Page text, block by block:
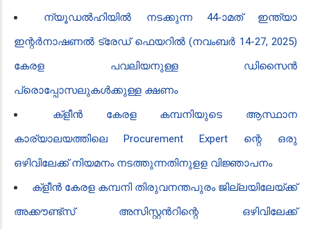
ന്യൂഡൽഹിയിൽ നടക്കുന്ന 44-ാമത് ഇന്ത്യാ
ഇന്റർനാഷണൽ ട്രേഡ് ഫെയറിൽ (നവംബർ 14-27, 2025)
കേരള പവലിയനുള്ള ഡിസൈൻ
പ്രൊപ്പോസലുകൾക്കുള്ള ക്ഷണം
ക്ളീൻ‍ കേരള കമ്പനിയുടെ ആസ്ഥാന
കാര്യാലയത്തിലെ Procurement Expert ​​ന്റെ ഒരു
ഒഴിവിലേക്ക് നിയമനം നടത്തുന്നതിനുളള വിജ്ഞാപനം
ക്ളീൻ‍ കേരള കമ്പനി തിരുവനന്തപുരം ജില്ലയിലേയ്ക്ക്
അ​ക്കൗണ്ട്സ് അസിസ്റ്റൻ‍റി​ന്റെ ഒഴിവിലേക്ക്